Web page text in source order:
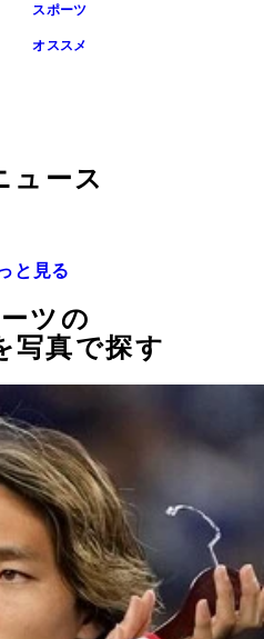
スポーツ
オススメ
ュース
と見る
ツの
写真で探す